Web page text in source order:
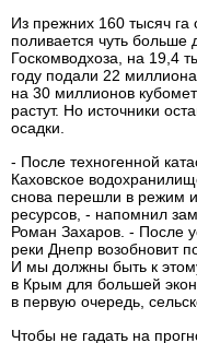
Из прежних 160 тысяч
поливается чуть
Госкомводхоза, на 19,4
году подали 22
на 30 миллионов
растут. Но источники
осадки.
- После техногенной
Каховское
снова перешли в режим
ресурсов, - напомнил
Роман Захаров. - После
реки Днепр возобновит
И мы должны быть к
в Крым для большей
в первую очередь,
Чтобы не гадать на